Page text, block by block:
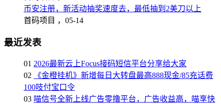
币安注册，新活动抽奖速度去，最低抽到2美刀以上
首码项目 ， 05-14
最近发表
01 2026最新云上Focus接码短信平台分享给大家
02
《金橙挂机》新增每日大转盘最高888现金/85充话费
100吱付宝口令
03 喵信号全新上线广告零撸平台，广告收益高，喵享快